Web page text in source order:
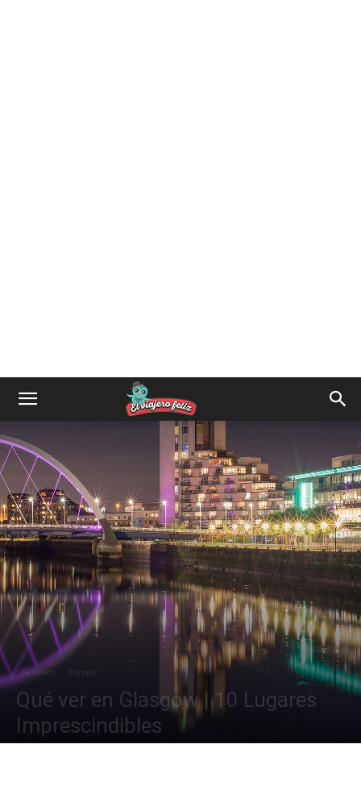
Destinos Europa
Qué ver en Glasgow | 10 Lugares
Imprescindibles